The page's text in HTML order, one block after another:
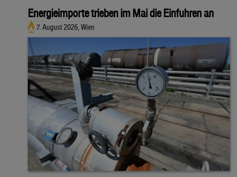
Energieimporte trieben im Mai die Einfuhren an
7. August 2026, Wien